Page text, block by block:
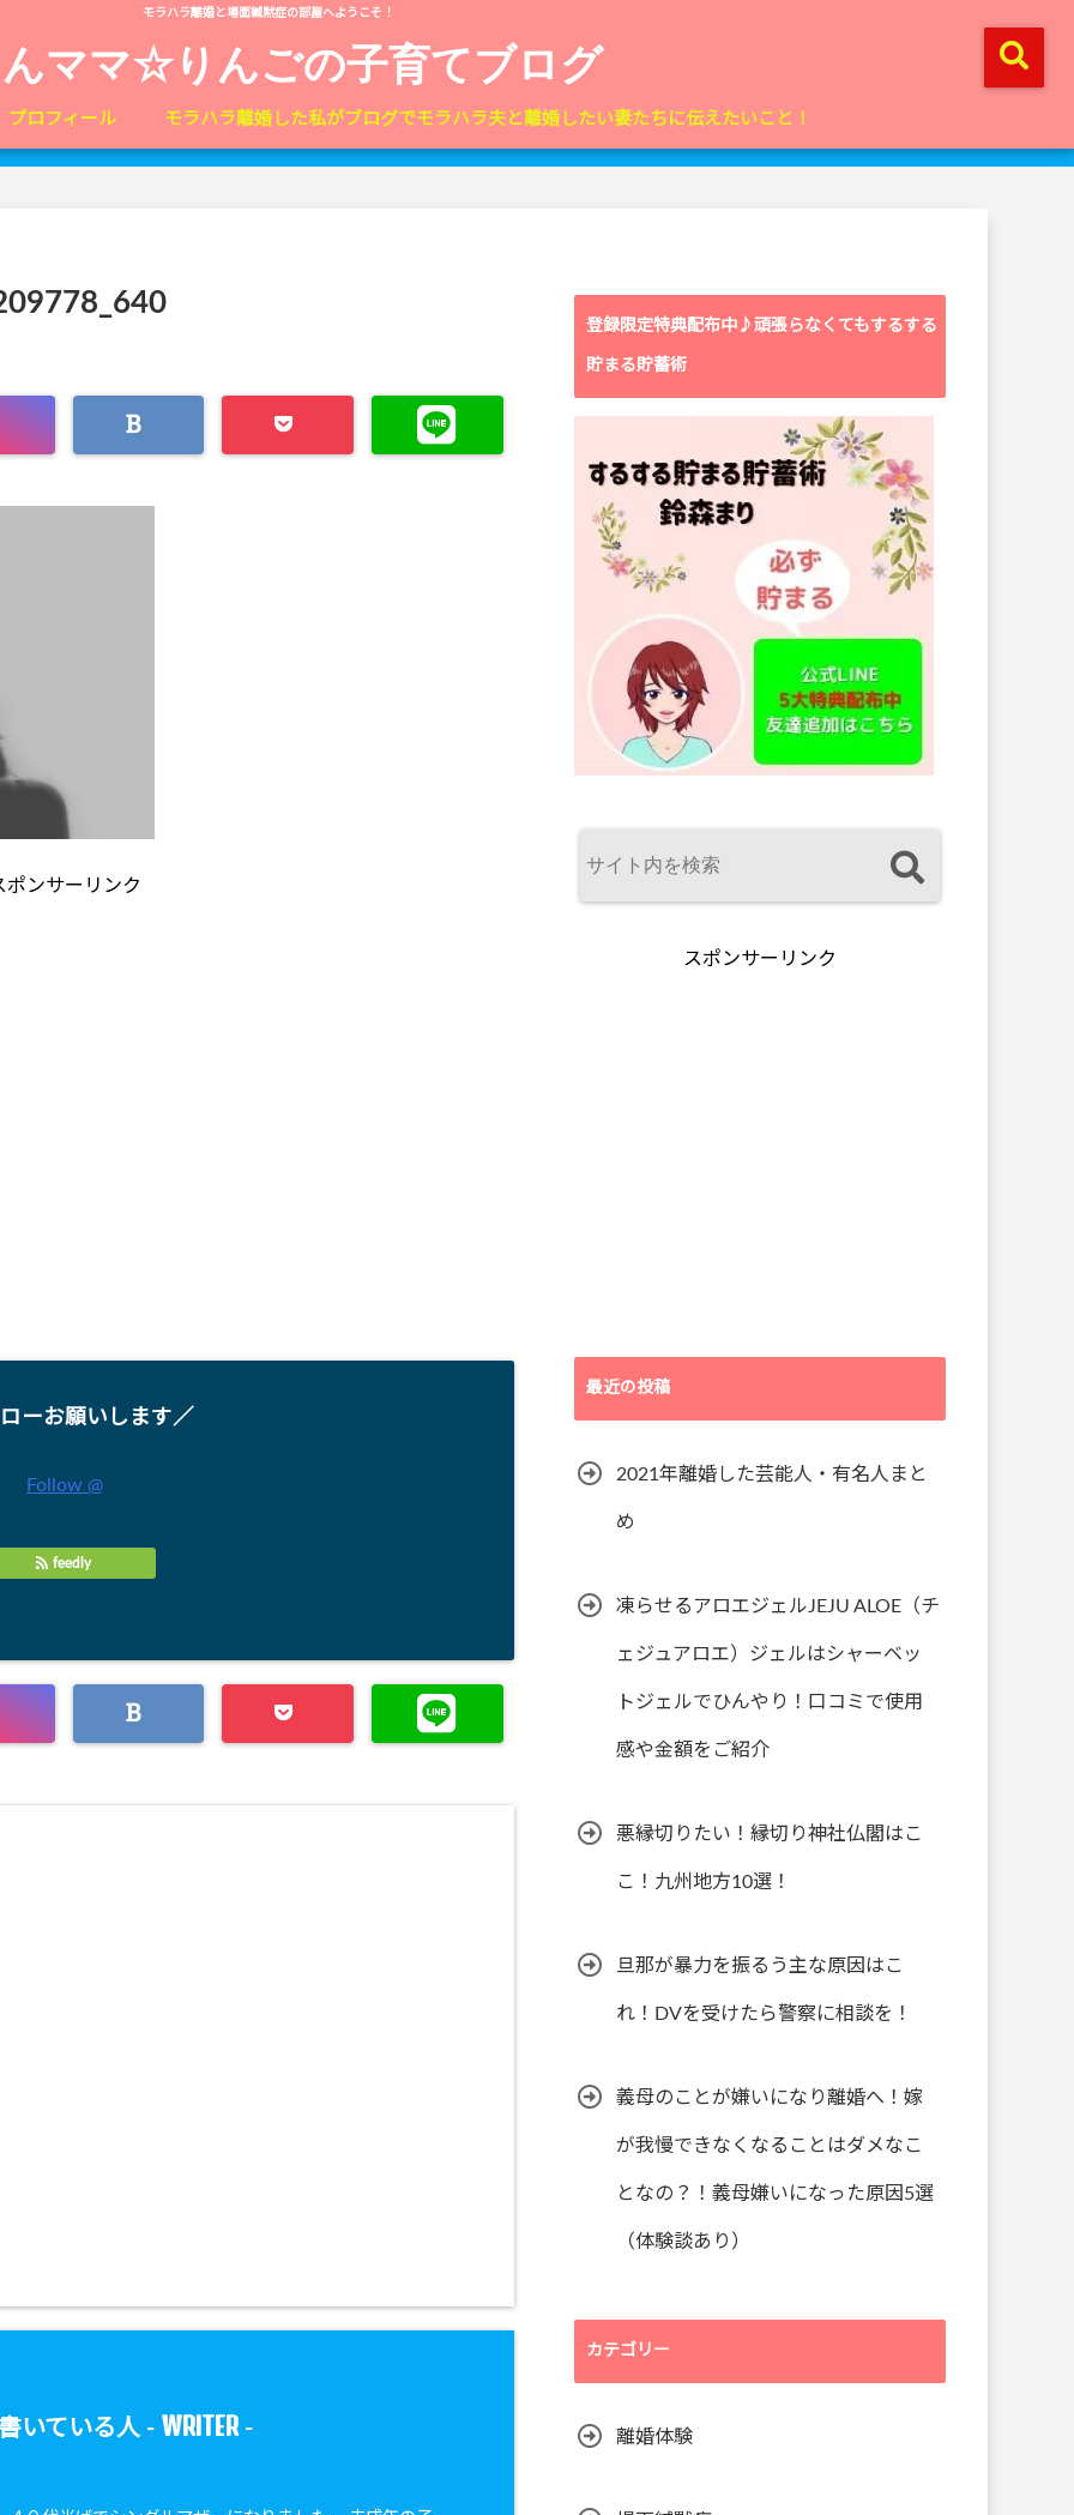
モラハラ離婚と場面緘黙症の部屋へようこそ！
ママ☆りんごの子育てブログ
プロフィール モラハラ離婚した私がブログでモラハラ夫と離婚したい妻たちに伝えたいこと！
ポンサーリンク
ーお願いします／
Follow @
feedly
いている人 - WRITER-
登録限定特典配布中♪頑張らなくてもするする
貯まる貯蓄術
スポンサーリンク
最近の投稿
2021年離婚した芸能人・有名人まと
め
凍らせるアロエジェルJEJU ALOE（チ
ェジュアロエ）ジェルはシャーベッ
トジェルでひんやり！口コミで使用
感や金額をご紹介
悪縁切りたい！縁切り神社仏閣はこ
こ！九州地方10選！
旦那が暴力を振るう主な原因はこ
れ！DVを受けたら警察に相談を！
義母のことが嫌いになり離婚へ！嫁
が我慢できなくなることはダメなこ
となの？！義母嫌いになった原因5選
（体験談あり）
カテゴリー
離婚体験